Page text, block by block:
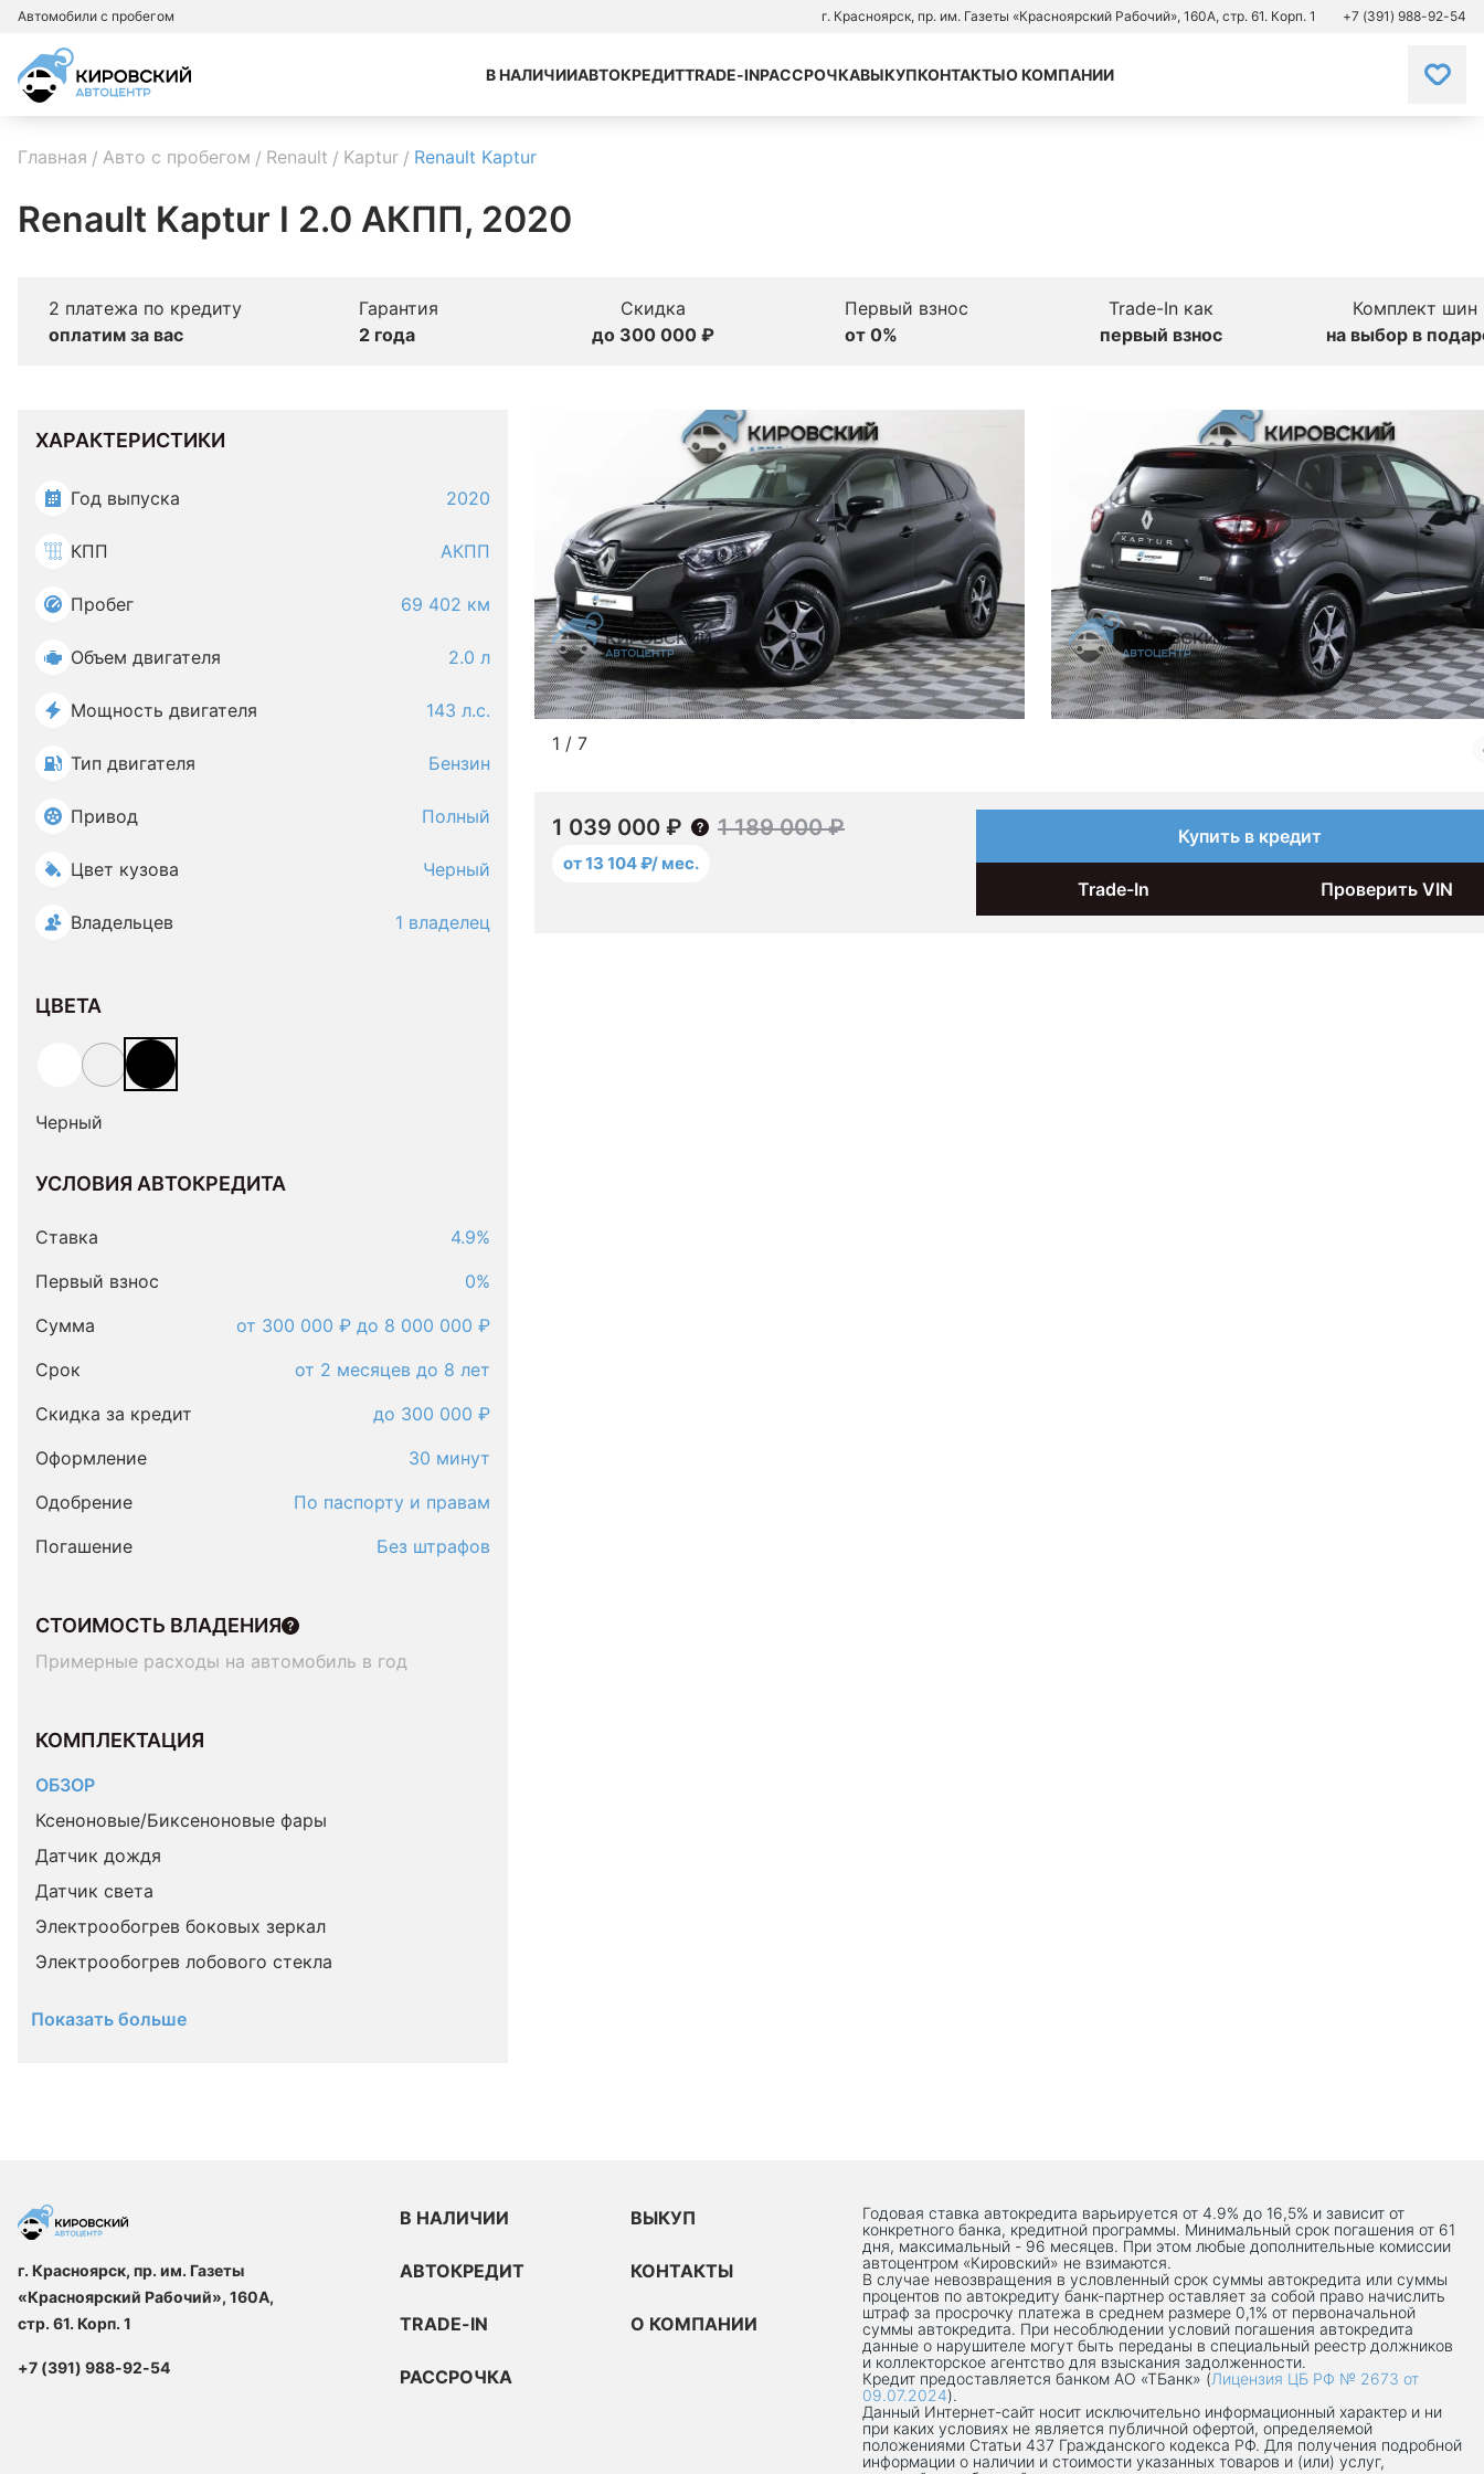
Автомобили с пробегом г. Красноярск, пр. им. Газеты «Красноярский Рабочий», 160А, стр. 61. Корп. 1 +7 (391) 988-92-54
В НАЛИЧИИАВТОКРЕДИТTRADE-INРАССРОЧКАВЫКУПКОНТАКТЫО КОМПАНИИ
Главная Авто с пробегом Renault Kaptur Renault Kaptur
Renault Kaptur I 2.0 АКПП, 2020
2 платежа по кредиту
оплатим за вас
Гарантия
2 года
Скидка
до 300 000 ₽
Первый взнос
от 0%
Trade-In как
первый взнос
Комплект шин
на выбор в
ХАРАКТЕРИСТИКИ
Год выпуска 2020
КПП АКПП
Пробег 69 402 км
Объем двигателя 2.0 л
Мощность двигателя 143 л.с.
Тип двигателя Бензин
Привод Полный
Цвет кузова Черный
Владельцев 1 владелец
ЦВЕТА
Черный
УСЛОВИЯ АВТОКРЕДИТА
Ставка
4.9%
Первый взнос
0%
Сумма
от 300 000 ₽ до 8 000 000 ₽
Срок
от 2 месяцев до 8 лет
Скидка за кредит
до 300 000 ₽
Оформление
30 минут
Одобрение
По паспорту и правам
Погашение
Без штрафов
СТОИМОСТЬ ВЛАДЕНИЯ
Примерные расходы на автомобиль в год
КОМПЛЕКТАЦИЯ
ОБЗОР
Ксеноновые/Биксеноновые фары
Датчик дождя
Датчик света
Электрообогрев боковых зеркал
Электрообогрев лобового стекла
Показать больше
1 / 7
1 039 000 ₽ 1 189 000 ₽
от 13 104 ₽/ мес.
Купить в кредит
Trade-In Проверить VIN
г. Красноярск, пр. им. Газеты
«Красноярский Рабочий», 160А,
стр. 61. Корп. 1
+7 (391) 988-92-54
В НАЛИЧИИ
АВТОКРЕДИТ
TRADE-IN
РАССРОЧКА
ВЫКУП
КОНТАКТЫ
О КОМПАНИИ
Годовая ставка автокредита варьируется от 4.9% до 16,5% и зависит от
конкретного банка, кредитной программы. Минимальный срок погашения от 61
дня, максимальный - 96 месяцев. При этом любые дополнительные комиссии
автоцентром «Кировский» не взимаются.
В случае невозвращения в условленный срок суммы автокредита или суммы
процентов по автокредиту банк-партнер оставляет за собой право начислить
штраф за просрочку платежа в среднем размере 0,1% от первоначальной
суммы автокредита. При несоблюдении условий погашения автокредита
данные о нарушителе могут быть переданы в специальный реестр должников
и коллекторское агентство для взыскания задолженности.
Кредит предоставляется банком АО «ТБанк» (Лицензия ЦБ РФ № 2673 от
09.07.2024).
Данный Интернет-сaйт носит исключительно информационный характер и ни
при каких условиях не является публичной офертой, определяемой
положениями Статьи 437 Гражданского кодекса РФ. Для получения подробной
информации о наличии и стоимости указанных товаров и (или) услуг,